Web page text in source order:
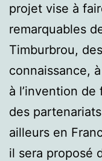
projet vise à
remarquables
Timburbrou,
connaissance,
à l’invention
des
ailleurs en
il sera proposé